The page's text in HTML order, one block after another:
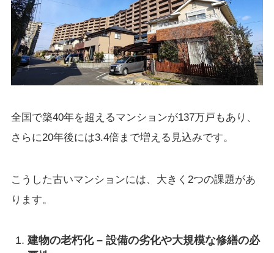
全国で築40年を超えるマンションが137万戸もあり、
さらに20年後には3.4倍まで増える見込みです。
こうした古いマンションには、大きく2つの課題があ
ります。
建物の老朽化 – 設備の劣化や大規模な修繕の必